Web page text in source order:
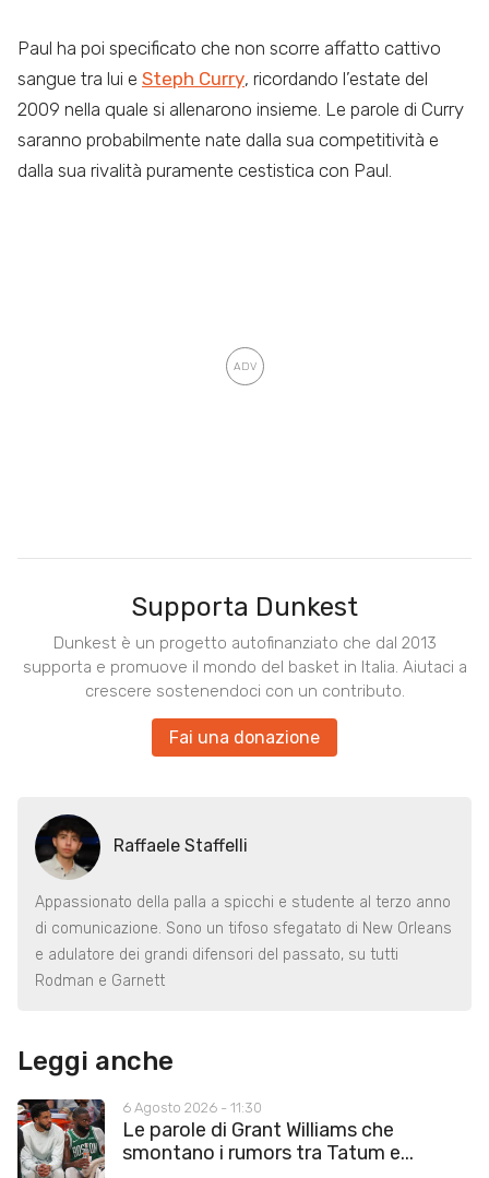
Paul ha poi specificato che non scorre affatto cattivo
sangue tra lui e Steph Curry, ricordando l’estate del
2009 nella quale si allenarono insieme. Le parole di Curry
saranno probabilmente nate dalla sua competitività e
dalla sua rivalità puramente cestistica con Paul.
Supporta Dunkest
Dunkest è un progetto autofinanziato che dal 2013
supporta e promuove il mondo del basket in Italia. Aiutaci a
crescere sostenendoci con un contributo.
Fai una donazione
Raffaele Staffelli
Appassionato della palla a spicchi e studente al terzo anno
di comunicazione. Sono un tifoso sfegatato di New Orleans
e adulatore dei grandi difensori del passato, su tutti
Rodman e Garnett
Leggi anche
6 Agosto 2026 - 11:30
Le parole di Grant Williams che
smontano i rumors tra Tatum e...